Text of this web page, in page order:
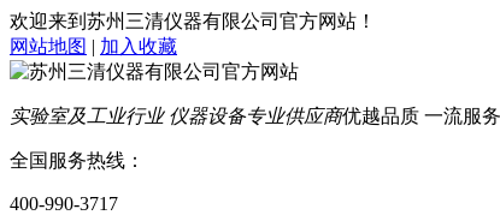
欢迎来到苏州三清仪器有限公司官方网站！
网站地图 | 加入收藏
实验室及工业行业 仪器设备专业供应商优越品质 一流服
全国服务热线：
400-990-3717